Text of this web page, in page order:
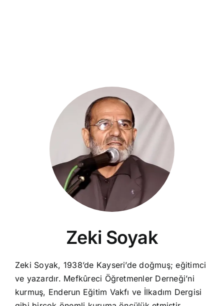
Zeki Soyak
Zeki Soyak, 1938’de Kayseri’de doğmuş; eğitimci
ve yazardır. Mefkûreci Öğretmenler Derneği’ni
kurmuş, Enderun Eğitim Vakfı ve İlkadım Dergisi